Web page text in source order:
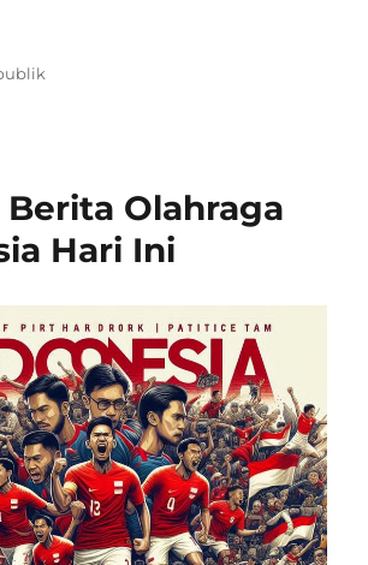
Olahraga
Hari Ini